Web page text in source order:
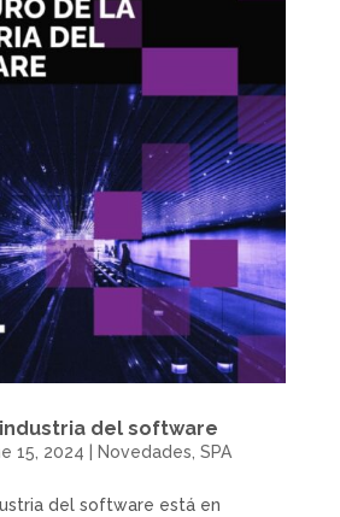
del software
15, 2024 Novedades, SPA
del software está en